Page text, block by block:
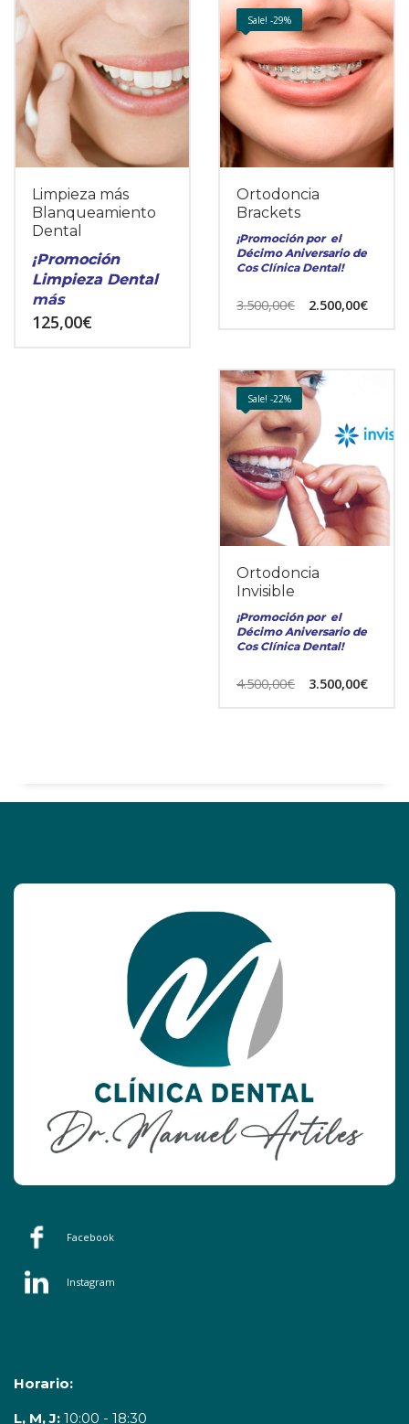
Limpieza más
Blanqueamiento
Dental
¡Promoción
Limpieza Dental
más
blanqueamiento!
125,00€
Sale! -29%
Ortodoncia
Brackets
¡Promoción por el
Décimo Aniversario de
Cos Clínica Dental!
3.500,00€ 2.500,00€
Sale! -22%
Ortodoncia
Invisible
¡Promoción por el
Décimo Aniversario de
Cos Clínica Dental!
4.500,00€ 3.500,00€
Facebook
Instagram
Horario:
L, M, J: 10:00 - 18:30